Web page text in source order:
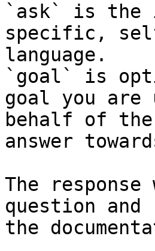
`ask` is the
specific,
language.
`goal` is
goal you
behalf of
answer
The
question and
the